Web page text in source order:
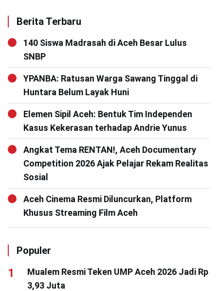
Berita Terbaru
140 Siswa Madrasah di Aceh Besar Lulus
SNBP
YPANBA: Ratusan Warga Sawang Tinggal di
Huntara Belum Layak Huni
Elemen Sipil Aceh: Bentuk Tim Independen
Kasus Kekerasan terhadap Andrie Yunus
Angkat Tema RENTAN!, Aceh Documentary
Competition 2026 Ajak Pelajar Rekam Realitas
Sosial
Aceh Cinema Resmi Diluncurkan, Platform
Khusus Streaming Film Aceh
Populer
Mualem Resmi Teken UMP Aceh 2026 Jadi Rp
3,93 Juta